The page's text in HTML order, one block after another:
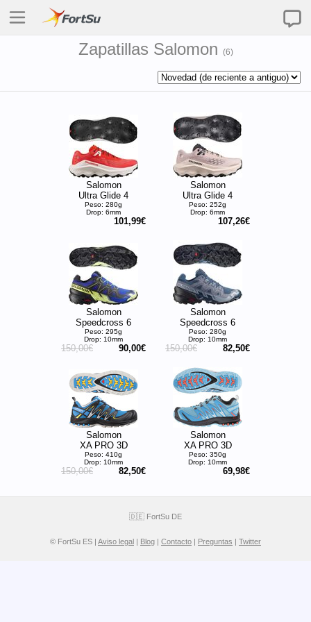
Zapatillas Salomon (6)
Salomon
Ultra Glide 4
Peso: 280g
Drop: 6mm
101,99€
Salomon
Ultra Glide 4
Peso: 252g
Drop: 6mm
107,26€
Salomon
Speedcross 6
Peso: 295g
Drop: 10mm
150,00€ 90,00€
Salomon
Speedcross 6
Peso: 280g
Drop: 10mm
150,00€ 82,50€
Salomon
XA PRO 3D
Peso: 410g
Drop: 10mm
150,00€ 82,50€
Salomon
XA PRO 3D
Peso: 350g
Drop: 10mm
69,98€
🇩🇪 FortSu DE
© FortSu ES | Aviso legal | Blog | Contacto | Preguntas | Twitter